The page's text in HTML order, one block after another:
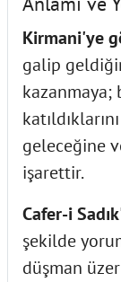
Kirmani'ye
galip
kazanmaya;
geleceğine
işarettir.
Cafer-i
şekilde
düşman